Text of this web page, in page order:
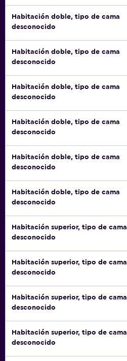
Habitación doble, tipo de cama
desconocido
Habitación doble, tipo de cama
desconocido
Habitación doble, tipo de cama
desconocido
Habitación doble, tipo de cama
desconocido
Habitación doble, tipo de cama
desconocido
Habitación doble, tipo de cama
desconocido
Habitación superior, tipo de cama
desconocido
Habitación superior, tipo de cama
desconocido
Habitación superior, tipo de cama
desconocido
Habitación superior, tipo de cama
desconocido